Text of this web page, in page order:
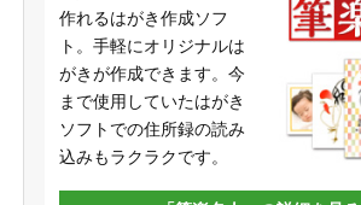
作れるはがき作成ソフ
ト。手軽にオリジナルは
がきが作成できます。今
まで使用していたはがき
ソフトでの住所録の読み
込みもラクラクです。